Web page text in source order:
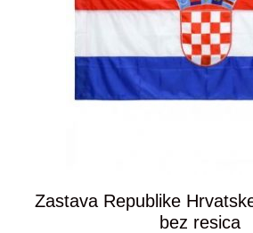
Zastava Republike
bez resica